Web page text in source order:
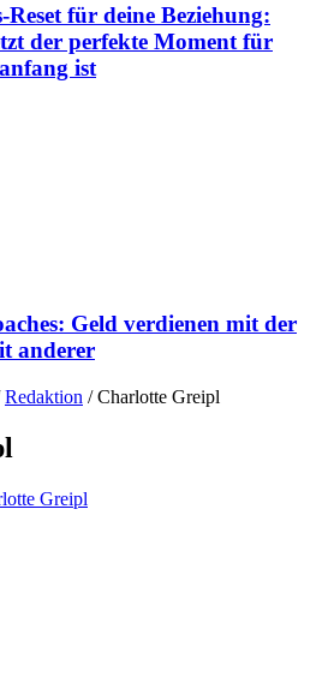
für deine Beziehung:
der perfekte Moment für
ist
Geld verdienen mit der
anderer
Redaktion /Charlotte Greipl
Greipl